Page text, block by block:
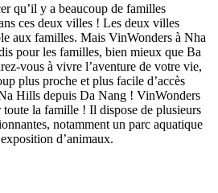
qu’il y a beaucoup de familles
ces deux villes ! Les deux villes
aux familles. Mais VinWonders à Nha
pour les familles, bien mieux que Ba
vous à vivre l’aventure de votre vie,
plus proche et plus facile d’accès
Hills depuis Da Nang ! VinWonders
la famille ! Il dispose de plusieurs
notamment un parc aquatique
d’animaux.